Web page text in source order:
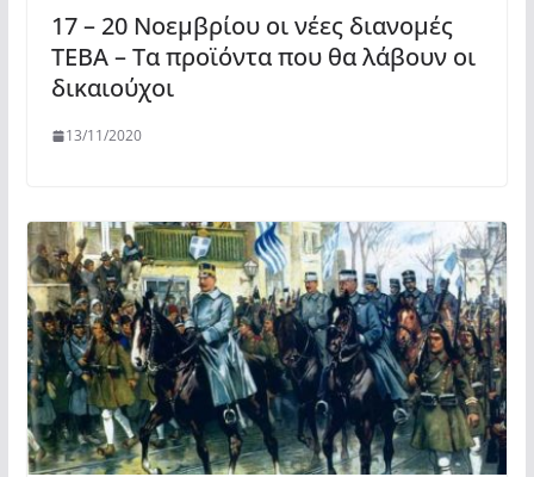
17 – 20 Νοεμβρίου οι νέες διανομές
ΤΕΒΑ – Τα προϊόντα που θα λάβουν οι
δικαιούχοι
13/11/2020